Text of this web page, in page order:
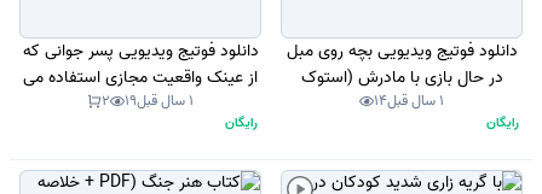
دانلود فوتیج ویدیویی بچه روی مبل
در حال بازی با مادرش (استوک
فوتیج)
1 سال قبل 14
رایگان
دانلود فوتیج ویدیویی پسر جوانی که
از عینک واقعیت مجازی استفاده می
کند (استوک فوتیج)1 سال قبل 19
2
رایگان